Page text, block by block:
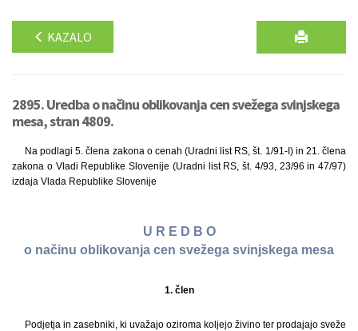
KAZALO
2895. Uredba o načinu oblikovanja cen svežega svinjskega
mesa, stran 4809.
Na podlagi 5. člena zakona o cenah (Uradni list RS, št. 1/91-I) in 21. člena
zakona o Vladi Republike Slovenije (Uradni list RS, št. 4/93, 23/96 in 47/97)
izdaja Vlada Republike Slovenije
U R E D B O
o načinu oblikovanja cen svežega svinjskega mesa
1. člen
Podjetja in zasebniki, ki uvažajo oziroma koljejo živino ter prodajajo sveže